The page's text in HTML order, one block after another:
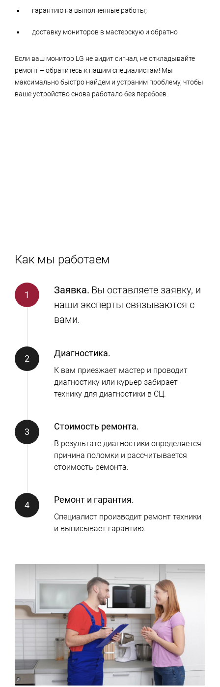
гарантию на выполненные работы;
доставку мониторов в мастерскую и обратно
Если ваш монитор LG не видит сигнал, не откладывайте
ремонт – обратитесь к нашим специалистам! Мы
максимально быстро найдем и устраним проблему, чтобы
ваше устройство снова работало без перебоев.
Как мы работаем
Заявка. Вы оставляете заявку, и
наши эксперты связываются с
вами.
Диагностика.
К вам приезжает мастер и проводит
диагностику или курьер забирает
технику для диагностики в СЦ.
Стоимость ремонта.
В результате диагностики определяется
причина поломки и рассчитывается
стоимость ремонта.
Ремонт и гарантия.
Специалист производит ремонт техники
и выписывает гарантию.